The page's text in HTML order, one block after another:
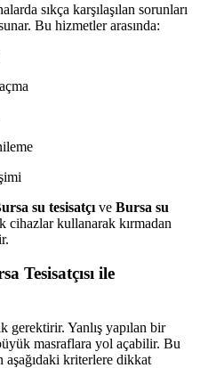
sıkça karşılaşılan sorunları
Bu hizmetler arasında:
su tesisatçı ve Bursa su
cihazlar kullanarak kırmadan
Tesisatçısı ile
gerektirir. Yanlış yapılan bir
masraflara yol açabilir. Bu
aşağıdaki kriterlere dikkat